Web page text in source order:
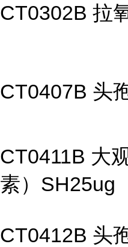
CT0302B 拉
CT0407B 头
CT0411B 大
素）SH25ug
CT0412B 头